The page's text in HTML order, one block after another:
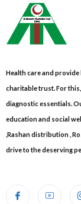
Health care and
charitable trust. For
diagnostic essentials.
education and social
,Rashan distribution ,
drive to the deserving